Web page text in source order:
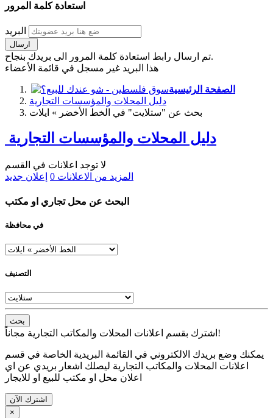
استعادة كلمة المرور
البريد
تم ارسال رابط استعادة كلمة المرور الى بريدك بنجاح.
هذا البريد غير مسجل في قائمة الأعضاء
الصفحة الرئيسية
دليل المحلات والمؤسسات التجارية
بحث عن "ستلايت" في الخط الأخضر » ايلات
دليل المحلات والمؤسسات التجارية
لا توجد اعلانات في القسم
المزيد من الاعلانات 0 إعلان جديد
البحث عن محل تجاري او مكتب
في محافظة
التصنيف
بحث
اشترك بقسم اعلانات المحلات والمكاتب التجارية مجاناً!
يمكنك وضع بريدك الالكتروني في القائمة البريدية الخاصة في قسم
اعلانات المحلات والمكاتب التجارية ليصلك اشعار بريدي عن اي
اعلان محل او مكتب للبيع او للايجار
اشترك الآن
×